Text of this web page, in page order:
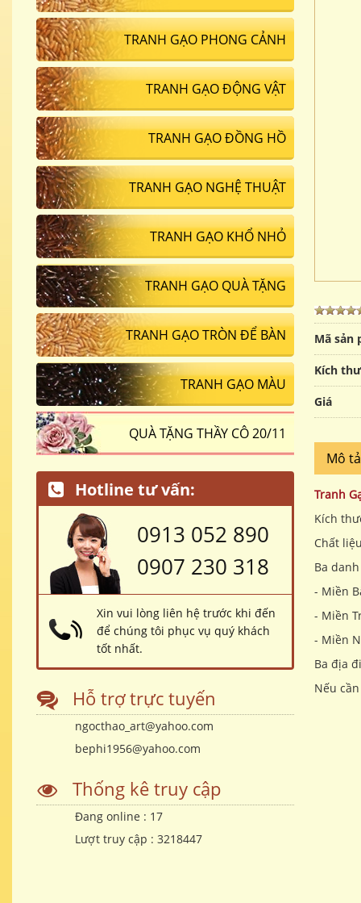
Mã sản
Kích
Giá
Mô
Tranh
Kích
Chất
Ba
- Miền
- Miền
- Miền
Ba địa
Nếu
TRANH GẠO PHONG CẢNH
TRANH GẠO ĐỘNG VẬT
TRANH GẠO ĐỒNG HỒ
TRANH GẠO NGHỆ THUẬT
TRANH GẠO KHỔ NHỎ
TRANH GẠO QUÀ TẶNG
TRANH GẠO TRÒN ĐỂ BÀN
TRANH GẠO MÀU
QUÀ TẶNG THẦY CÔ 20/11
Hotline tư vấn:
0913 052 890
0907 230 318
Xin vui lòng liên hệ trước khi đến
để chúng tôi phục vụ quý khách
tốt nhất.
Hỗ trợ trực tuyến
ngocthao_art@yahoo.com
bephi1956@yahoo.com
Thống kê truy cập
Đang online : 17
Lượt truy cập : 3218447